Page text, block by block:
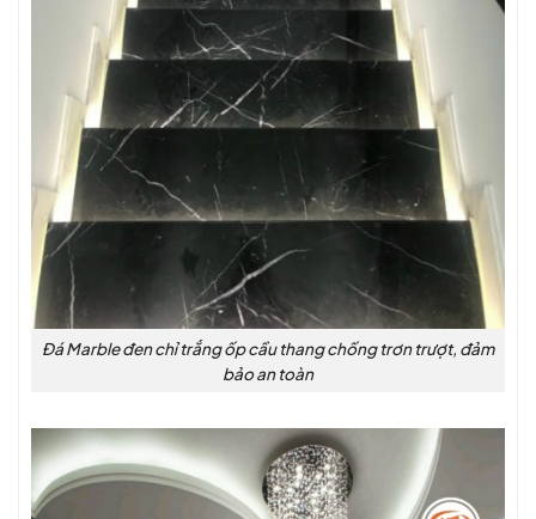
Đá Marble đen chỉ trắng ốp cầu thang chống trơn trượt, đảm
bảo an toàn